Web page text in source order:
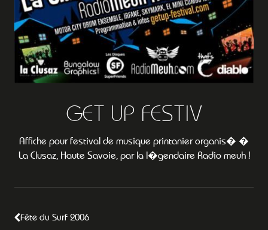
GET UP FESTIV
Affiche pour festival de musique printanier organis� �
La Clusaz, Haute Savoie, par la l�gendaire Radio meuh !
Fête du Surf 2006